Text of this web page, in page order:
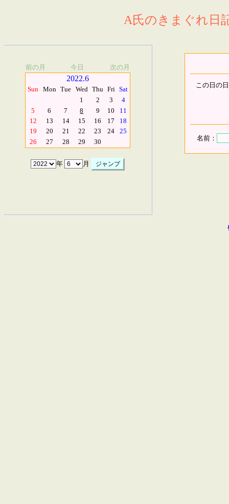
A氏のきまぐれ日
前の月 今日 次の月
2022.6
Sun Mon Tue Wed Thu Fri Sat
1
2 3
4
5
6 7 8 9 10
11
12
13 14 15 16 17
18
19
20 21 22 23 24
25
26
27 28 29 30
年 月
この日の
名前：